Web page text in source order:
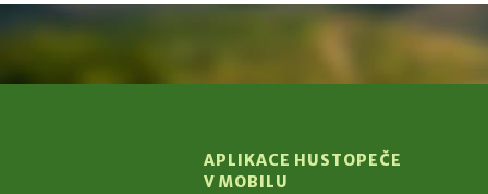
APLIKACE HUSTOPEČE
V MOBILU